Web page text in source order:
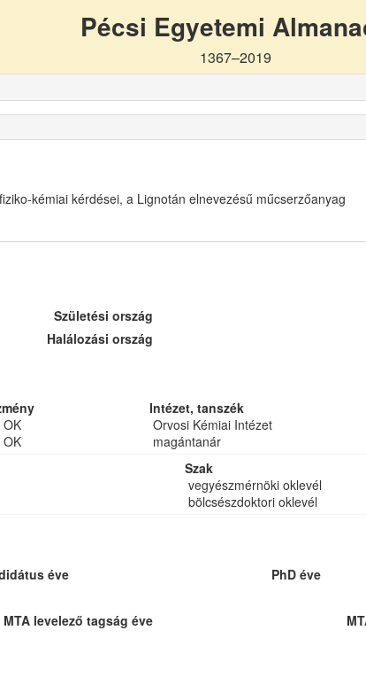
Pécsi Egyetemi
1367–2019
kémiai kérdései, a Lignotán elnevezésű műcserzőanyag
Születési ország
Halálozási ország
Intézet, tanszék
OK
Orvosi Kémiai Intézet
OK
magántanár
Szak
vegyészmérnöki oklevél
bölcsészdoktori oklevél
éve PhD éve
MTA levelező tagság éve